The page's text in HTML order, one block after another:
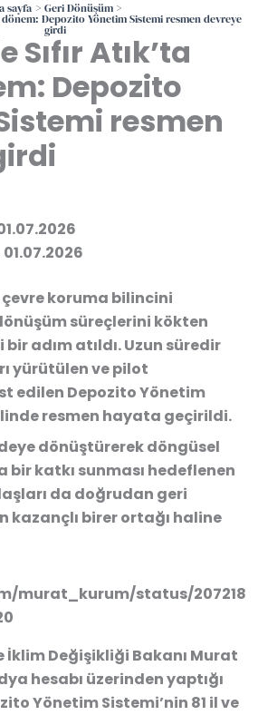
sayfa Geri Dönüşüm
dönem: Depozito Yönetim Sistemi resmen devreye
girdi
Sıfır Atık’ta
Depozito
resmen
koruma bilincini
süreçlerini kökten
adım atıldı. Uzun süredir
yürütülen ve pilot
edilen Depozito Yönetim
resmen hayata geçirildi.
dönüştürerek döngüsel
bir katkı sunması hedeflenen
da doğrudan geri
kazançlı birer ortağı haline
murat_kurum/status/207218
İklim Değişikliği Bakanı Murat
hesabı üzerinden yaptığı
Yönetim Sistemi’nin 81 il ve